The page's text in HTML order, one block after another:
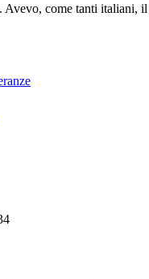
come tanti italiani,